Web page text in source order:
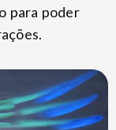
para poder